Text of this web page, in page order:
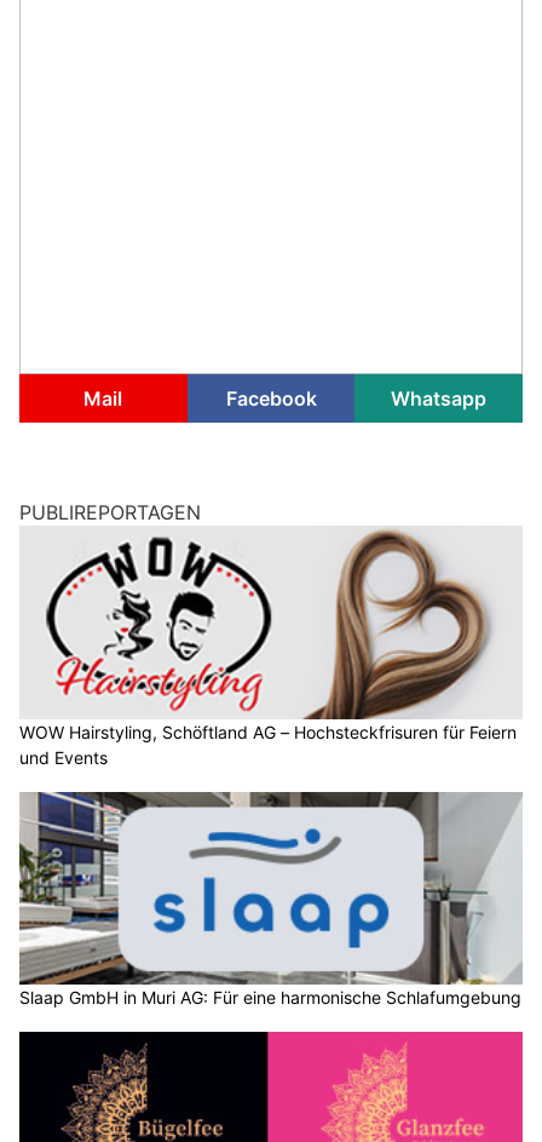
Mail Facebook Whatsapp
PUBLIREPORTAGEN
WOW Hairstyling, Schöftland AG – Hochsteckfrisuren für Feiern
und Events
Slaap GmbH in Muri AG: Für eine harmonische Schlafumgebung